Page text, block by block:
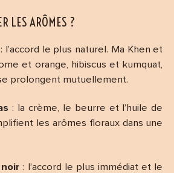
LES ARÔMES ?
: l’accord le plus naturel. Ma Khen et
et orange, hibiscus et kumquat,
prolongent mutuellement.
: la crème, le beurre et l’huile de
les arômes floraux dans une
: l’accord le plus immédiat et le